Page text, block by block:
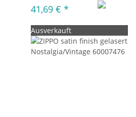
41,69 € *
Ausverkauft